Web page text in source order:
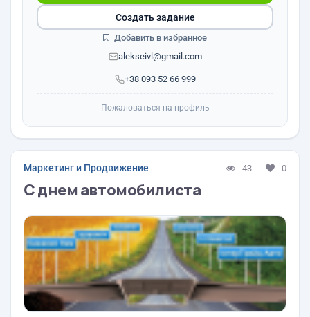
+38 093 52 66 999
alekseivl@gmail.com
Создать задание
Добавить в избранное
Пожаловаться на профиль
Маркетинг и Продвижение 43 0
С днем автомобилиста